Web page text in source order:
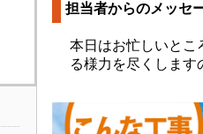
担当者からのメッセ
本日はお忙しいとこ
る様力を尽くします